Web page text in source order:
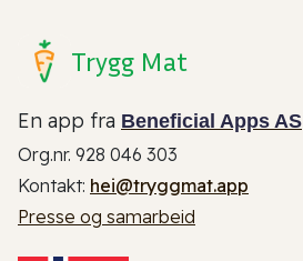
Trygg Mat
En app fra Beneficial Apps AS
Org.nr. 928 046 303
Kontakt: hei@tryggmat.app
Presse og samarbeid